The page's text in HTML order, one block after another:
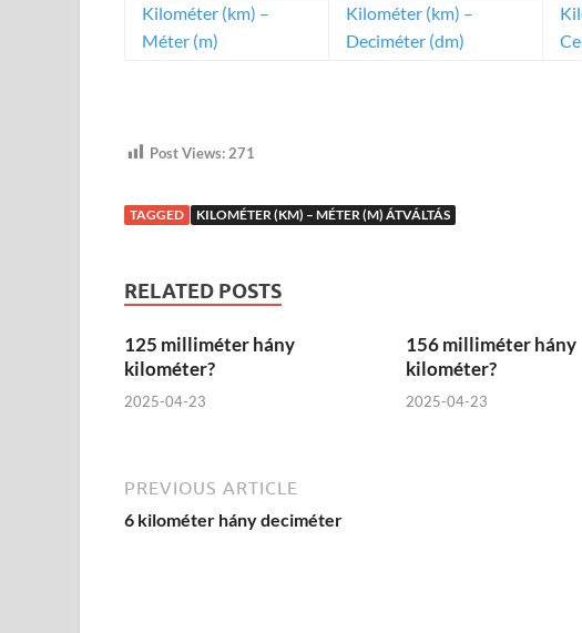
Kilométer (km) –
Méter (m)
Kilométer (km) –
Deciméter (dm)
Post Views: 271
TAGGED KILOMÉTER (KM) – MÉTER (M) ÁTVÁLTÁS
RELATED POSTS
125 milliméter hány
kilométer?
2025-04-23
156 milliméter hány
kilométer?
2025-04-23
PREVIOUS ARTICLE
6 kilométer hány deciméter